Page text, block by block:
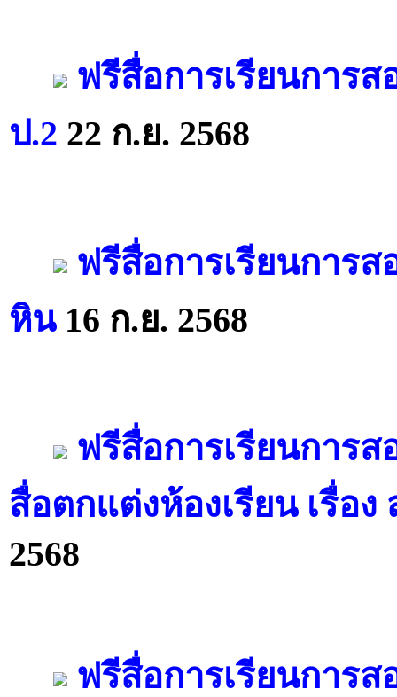
ฟรีสื่อการเรียนการ
ป.2 22 ก.ย. 2568
ฟรีสื่อการเรียนการส
หิน16 ก.ย. 2568
ฟรีสื่อการเรียนการ
สื่อตกแต่งห้องเรียน เรื่อ
2568
ฟรีสื่อการเรียนการ